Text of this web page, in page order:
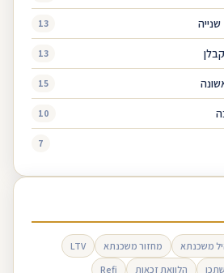
13
13
15
10
7
משכנתא מחזור משכנתא
LTV
הלוואת זכאות
Refi